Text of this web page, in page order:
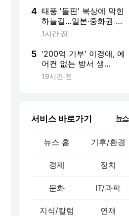
4 태풍 '돌핀' 북상에 막힌
하늘길…일본·중화권 오
가는 국적기 잇단 비운
1시간 전
5 '200억 기부' 이경애, 에
어컨 없는 방서 생
활…"돈도 많으면서 왜?"
19시간 전
서비스 바로가기 뉴스
뉴스 홈 기후/환경
경제 정치
문화 IT/과학
지식/칼럼 연재